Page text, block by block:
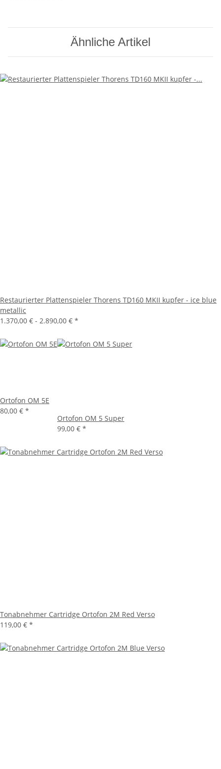
Ähnliche Artikel
Restaurierter Plattenspieler Thorens TD160 MKII kupfer - ice blue
metallic
1.370,00 € - 2.890,00 € *
Ortofon OM 5E
80,00 € *
Ortofon OM 5 Super
99,00 € *
Tonabnehmer Cartridge Ortofon 2M Red Verso
119,00 € *